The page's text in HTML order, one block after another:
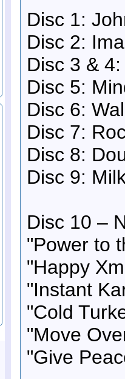
Disc 1:
Disc 2:
Disc 3 &
Disc 5:
Disc 6:
Disc 7:
Disc 8:
Disc 9:
Disc 10 –
"Power to
"Happy
"Instant
"Cold
"Move
"Give